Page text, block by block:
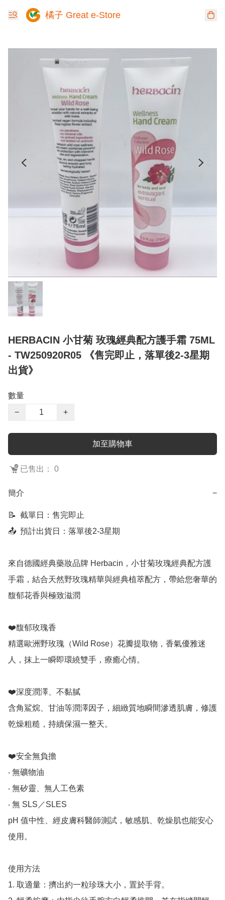
橘子 Great e-Store
HERBACIN 小甘菊 玫瑰經典配方護手霜 75ML
- TW250920R05 《售完即止，落單後2-3星期
出貨》
數量
−
+
加至購物車
已售出： 0
簡介 −
📝  截單日：售完即止
📤  預計出貨日：落單後2-3星期
來自德國經典藥妝品牌 Herbacin，小甘菊玫瑰經典配方護
手霜，結合天然野玫瑰精華與經典植萃配方，帶給您奢華的
馥郁花香與極致滋潤
❤️馥郁玫瑰香
精選歐洲野玫瑰（Wild Rose）花瓣提取物，香氣優雅迷
人，抹上一瞬即環繞雙手，療癒心情。
❤️深度潤澤、不黏膩
含角鯊烷、甘油等潤澤因子，細緻質地瞬間滲透肌膚，修護
乾燥粗糙，持續保濕一整天。
❤️安全無負擔
‧ 無礦物油
‧ 無矽靈、無人工色素
‧ 無 SLS／SLES
pH 值中性、經皮膚科醫師測試，敏感肌、乾燥肌也能安心
使用。
使用方法
1. 取適量：擠出約一粒珍珠大小，置於手背。